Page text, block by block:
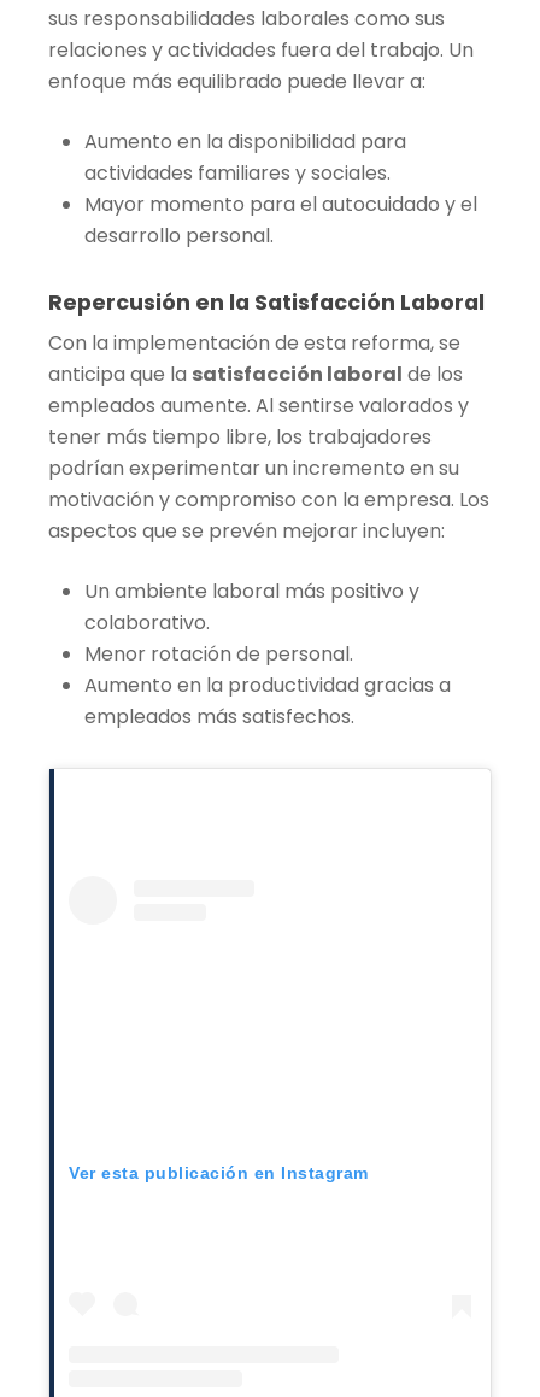
sus responsabilidades laborales como sus
relaciones y actividades fuera del trabajo. Un
enfoque más equilibrado puede llevar a:
Aumento en la disponibilidad para
actividades familiares y sociales.
Mayor momento para el autocuidado y el
desarrollo personal.
Repercusión en la Satisfacción Laboral
Con la implementación de esta reforma, se
anticipa que la satisfacción laboral de los
empleados aumente. Al sentirse valorados y
tener más tiempo libre, los trabajadores
podrían experimentar un incremento en su
motivación y compromiso con la empresa. Los
aspectos que se prevén mejorar incluyen:
Un ambiente laboral más positivo y
colaborativo.
Menor rotación de personal.
Aumento en la productividad gracias a
empleados más satisfechos.
Ver esta publicación en Instagram